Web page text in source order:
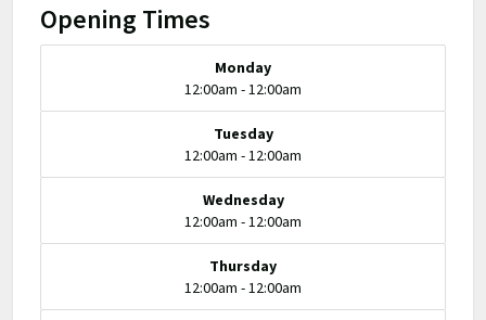
Opening Times
Monday
12:00am - 12:00am
Tuesday
12:00am - 12:00am
Wednesday
12:00am - 12:00am
Thursday
12:00am - 12:00am